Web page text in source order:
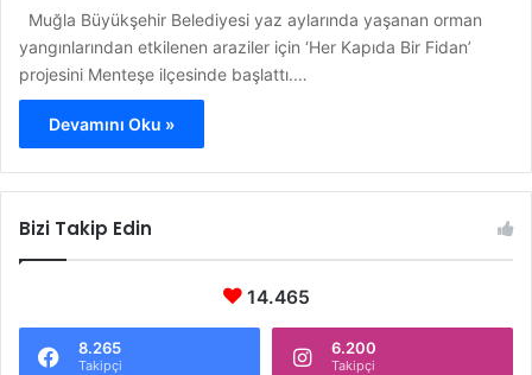
Muğla Büyükşehir Belediyesi yaz aylarında yaşanan orman
yangınlarından etkilenen araziler için ‘Her Kapıda Bir Fidan’
projesini Menteşe ilçesinde başlattı.…
Devamını Oku »
Bizi Takip Edin
14.465
8.265
Takipçi
6.200
Takipçi